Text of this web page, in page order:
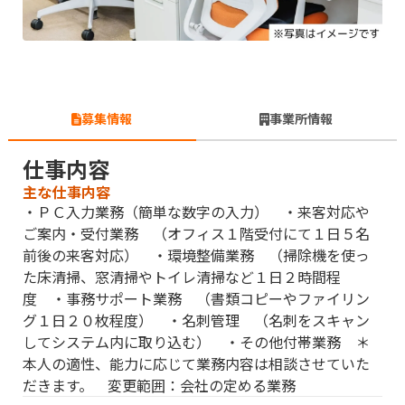
募集情報 事業所情報
仕事内容
主な仕事内容
・ＰＣ入力業務（簡単な数字の入力） ・来客対応や
ご案内・受付業務 （オフィス１階受付にて１日５名
前後の来客対応） ・環境整備業務 （掃除機を使っ
た床清掃、窓清掃やトイレ清掃など１日２時間程
度 ・事務サポート業務 （書類コピーやファイリン
グ１日２０枚程度） ・名刺管理 （名刺をスキャン
してシステム内に取り込む） ・その他付帯業務 ＊
本人の適性、能力に応じて業務内容は相談させていた
だきます。 変更範囲：会社の定める業務